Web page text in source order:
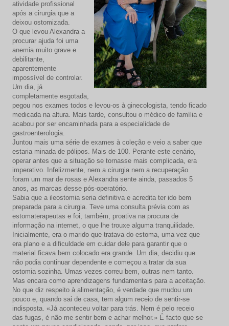
atividade profissional
após a cirurgia que a
deixou ostomizada.
O que levou Alexandra a
procurar ajuda foi uma
anemia muito grave e
debilitante,
aparentemente
impossível de controlar.
Um dia, já
completamente esgotada,
pegou nos exames todos e levou-os à ginecologista, tendo ficado
medicada na altura. Mais tarde, consultou o médico de família e
acabou por ser encaminhada para a especialidade de
gastroenterologia.
Juntou mais uma série de exames à coleção e veio a saber que
estaria minada de pólipos. Mais de 100. Perante este cenário,
operar antes que a situação se tornasse mais complicada, era
imperativo. Infelizmente, nem a cirurgia nem a recuperação
foram um mar de rosas e Alexandra sente ainda, passados 5
anos, as marcas desse pós-operatório.
Sabia que a ileostomia seria definitiva e acredita ter ido bem
preparada para a cirurgia. Teve uma consulta prévia com as
estomaterapeutas e foi, também, proativa na procura de
informação na internet, o que lhe trouxe alguma tranquilidade.
Inicialmente, era o marido que tratava do estoma, uma vez que
era plano e a dificuldade em cuidar dele para garantir que o
material ficava bem colocado era grande. Um dia, decidiu que
não podia continuar dependente e começou a tratar da sua
ostomia sozinha. Umas vezes correu bem, outras nem tanto.
Mas encara como aprendizagens fundamentais para a aceitação.
No que diz respeito à alimentação, é verdade que mudou um
pouco e, quando sai de casa, tem algum receio de sentir-se
indisposta. «Já aconteceu voltar para trás. Nem é pelo receio
das fugas, é não me sentir bem e achar melhor.» É facto que se